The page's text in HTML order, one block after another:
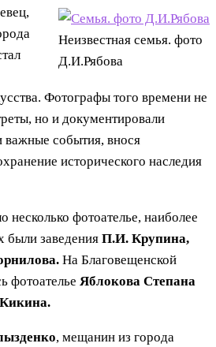
Неизвестная семья. фото
Д.И.Рябова
Фотографы того времени не
но и документировали
события, внося
исторического наследия
несколько фотоателье, наиболее
были заведения П.И. Крупина,
На Благовещенской
фотоателье Яблокова Степана
, мещанин из города